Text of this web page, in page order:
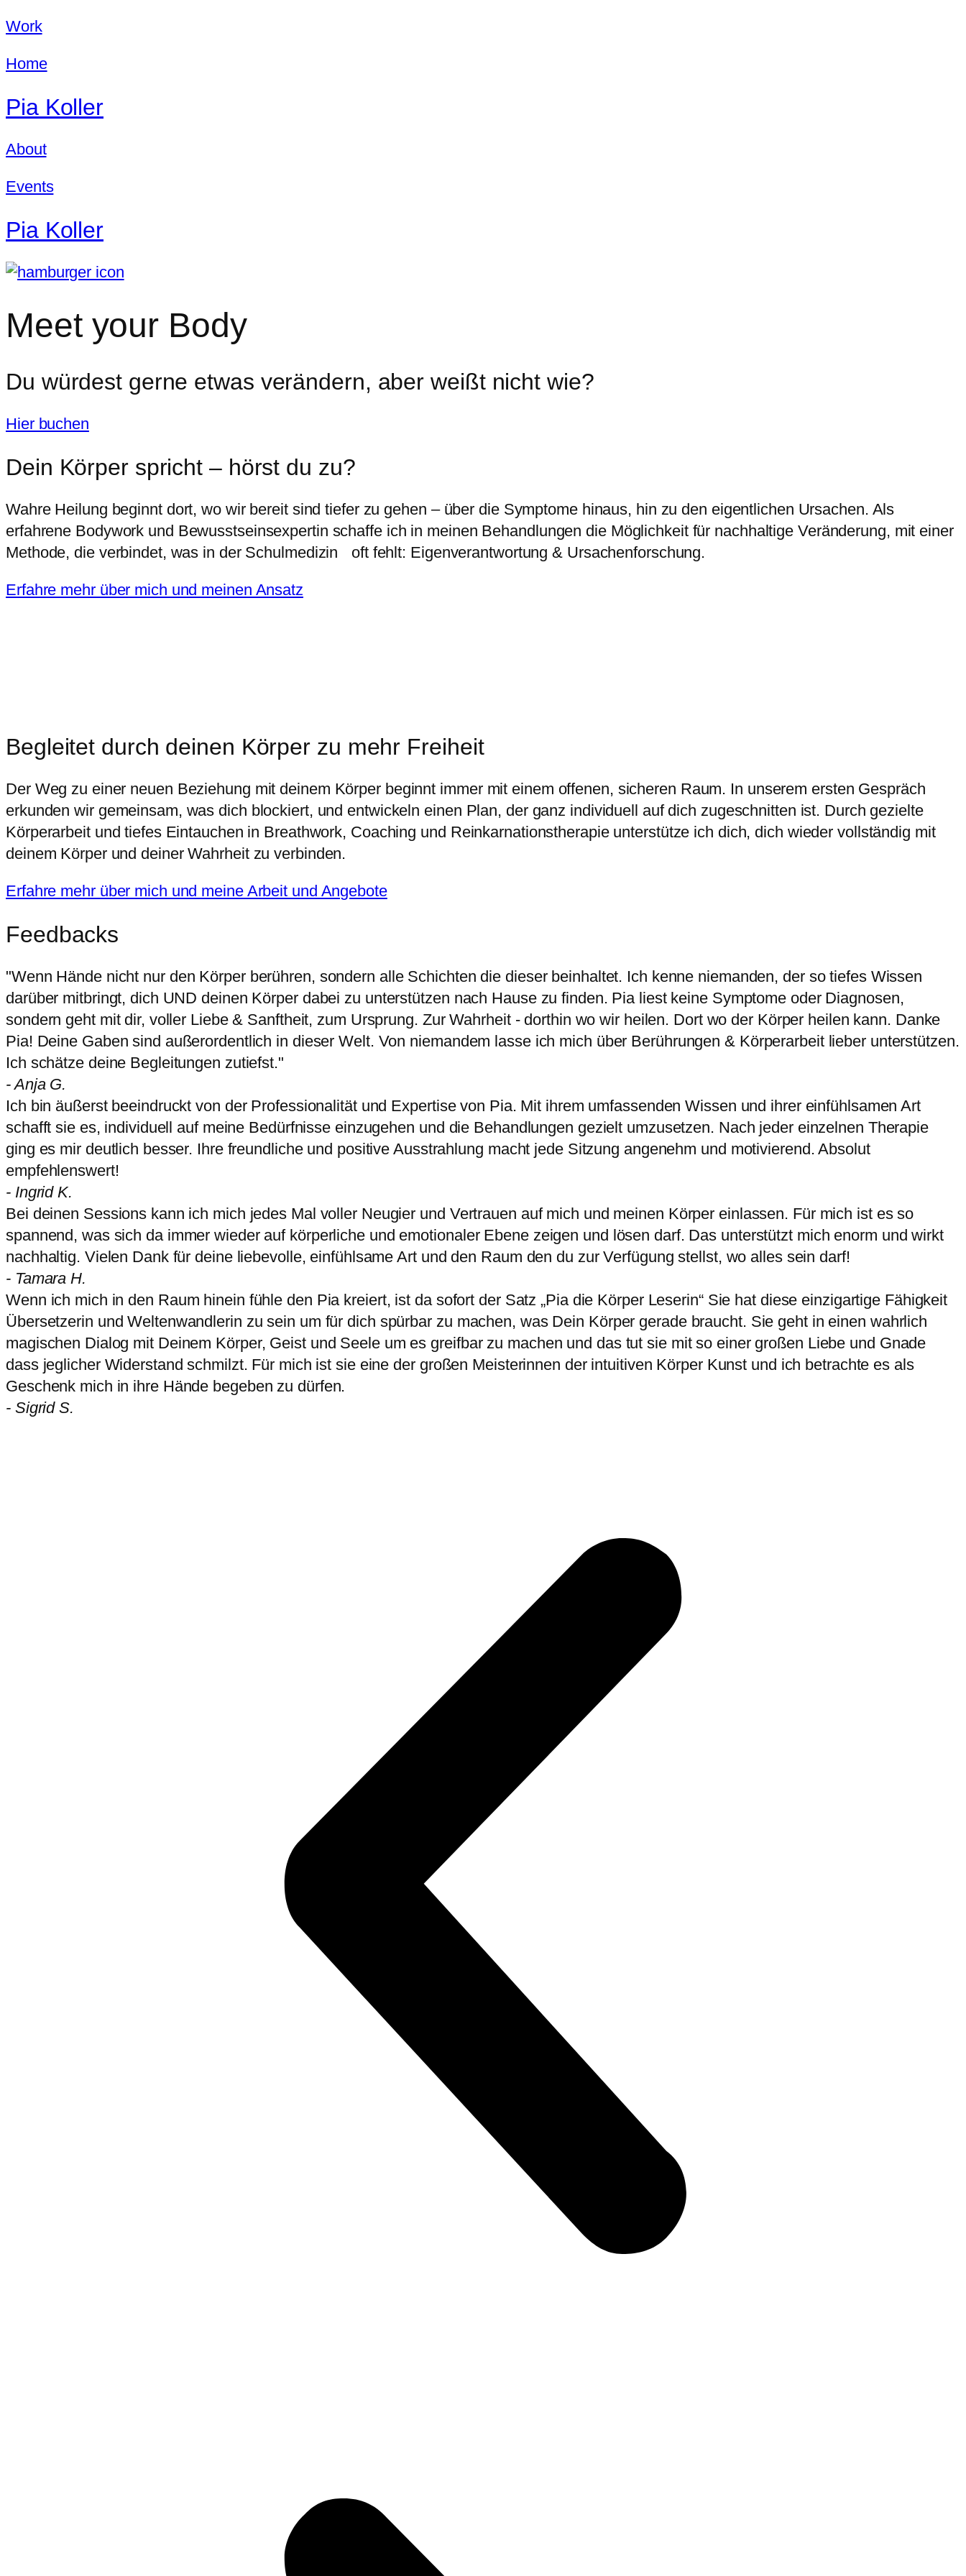
Work
Home
Pia Koller
About
Events
Pia Koller
Meet your Body
Du würdest gerne etwas verändern, aber weißt nicht wie?
Hier buchen
Dein Körper spricht – hörst du zu?
Wahre Heilung beginnt dort, wo wir bereit sind tiefer zu gehen – über die Symptome hinaus, hin zu den eigentlichen Ursachen. Als
erfahrene Bodywork und Bewusstseinsexpertin schaffe ich in meinen Behandlungen die Möglichkeit für nachhaltige Veränderung, mit einer
Methode, die verbindet, was in der Schulmedizin oft fehlt: Eigenverantwortung & Ursachenforschung.
Erfahre mehr über mich und meinen Ansatz
Begleitet durch deinen Körper zu mehr Freiheit
Der Weg zu einer neuen Beziehung mit deinem Körper beginnt immer mit einem offenen, sicheren Raum. In unserem ersten Gespräch
erkunden wir gemeinsam, was dich blockiert, und entwickeln einen Plan, der ganz individuell auf dich zugeschnitten ist. Durch gezielte
Körperarbeit und tiefes Eintauchen in Breathwork, Coaching und Reinkarnationstherapie unterstütze ich dich, dich wieder vollständig mit
deinem Körper und deiner Wahrheit zu verbinden.
Erfahre mehr über mich und meine Arbeit und Angebote
Feedbacks
"Wenn Hände nicht nur den Körper berühren, sondern alle Schichten die dieser beinhaltet. Ich kenne niemanden, der so tiefes Wissen
darüber mitbringt, dich UND deinen Körper dabei zu unterstützen nach Hause zu finden. Pia liest keine Symptome oder Diagnosen,
sondern geht mit dir, voller Liebe & Sanftheit, zum Ursprung. Zur Wahrheit - dorthin wo wir heilen. Dort wo der Körper heilen kann. Danke
Pia! Deine Gaben sind außerordentlich in dieser Welt. Von niemandem lasse ich mich über Berührungen & Körperarbeit lieber unterstützen.
Ich schätze deine Begleitungen zutiefst."
- Anja G.
Ich bin äußerst beeindruckt von der Professionalität und Expertise von Pia. Mit ihrem umfassenden Wissen und ihrer einfühlsamen Art
schafft sie es, individuell auf meine Bedürfnisse einzugehen und die Behandlungen gezielt umzusetzen. Nach jeder einzelnen Therapie
ging es mir deutlich besser. Ihre freundliche und positive Ausstrahlung macht jede Sitzung angenehm und motivierend. Absolut
empfehlenswert!
- Ingrid K.
Bei deinen Sessions kann ich mich jedes Mal voller Neugier und Vertrauen auf mich und meinen Körper einlassen. Für mich ist es so
spannend, was sich da immer wieder auf körperliche und emotionaler Ebene zeigen und lösen darf. Das unterstützt mich enorm und wirkt
nachhaltig. Vielen Dank für deine liebevolle, einfühlsame Art und den Raum den du zur Verfügung stellst, wo alles sein darf!
- Tamara H.
Wenn ich mich in den Raum hinein fühle den Pia kreiert, ist da sofort der Satz „Pia die Körper Leserin“ Sie hat diese einzigartige Fähigkeit
Übersetzerin und Weltenwandlerin zu sein um für dich spürbar zu machen, was Dein Körper gerade braucht. Sie geht in einen wahrlich
magischen Dialog mit Deinem Körper, Geist und Seele um es greifbar zu machen und das tut sie mit so einer großen Liebe und Gnade
dass jeglicher Widerstand schmilzt. Für mich ist sie eine der großen Meisterinnen der intuitiven Körper Kunst und ich betrachte es als
Geschenk mich in ihre Hände begeben zu dürfen.
- Sigrid S.